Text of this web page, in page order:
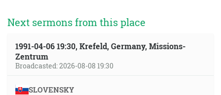
Next sermons from this place
1991-04-06 19:30, Krefeld, Germany, Missions-
Zentrum
Broadcasted: 2026-08-08 19:30
SLOVENSKY